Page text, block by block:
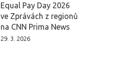
Equal Pay Day 2026
ve Zprávách z regionů
na CNN Prima News
29. 3. 2026